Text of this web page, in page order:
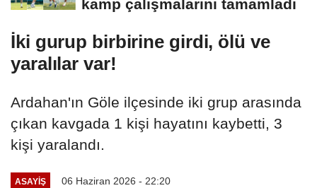
kamp çalışmalarını tamamladı
İki gurup birbirine girdi, ölü ve
yaralılar var!
Ardahan'ın Göle ilçesinde iki grup arasında
çıkan kavgada 1 kişi hayatını kaybetti, 3
kişi yaralandı.
ASAYİŞ 06 Haziran 2026 - 22:20